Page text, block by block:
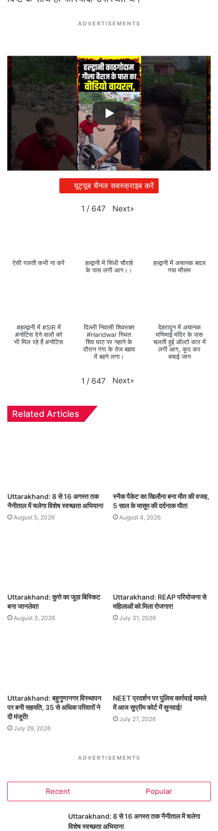
ADVERTISEMENTS
यूट्यूब चैनल सबस्क्राइब करें
1 / 647 Next»
ऐसी गलती कभी ना करें
हल्द्वानी में सिंधी चौराहे
के पास लगी आग।।
हल्द्वानी में अचानक बदल
गया मौसम
#हल्द्वानी में #SIR में
#नोटिस देने वालों को
भी मिल रहे हैं #नोटिस
दिल्ली निवासी शिवभक्त
#Haridwar स्थित
शिव घाट पर नहाने के
दौरान गंगा के तेज बहाव
में बहने लगा।
देहरादून में अचानक
मणिमाई मंदिर के पास
चलती हुई ऑल्टो कार में
लगी आग, कूद कर
बचाई जान
1 / 647 Next»
Related Articles
Uttarakhand: 8 से 16 अगस्त तक
नैनीताल में चलेगा विशेष स्वच्छता अभियान!
August 5, 2026
स्नैक पैकेट का खिलौना बना मौत की वजह,
5 साल के मासूम की दर्दनाक मौत!
August 4, 2026
Uttarakhand: कुत्ते का जूठा बिस्किट
बना जानलेवा!
August 3, 2026
Uttarakhand: REAP परियोजना से
महिलाओं को मिला रोजगार!
July 31, 2026
Uttarakhand: बहुगुणानगर विस्थापन
पर बनी सहमति, 35 से अधिक परिवारों ने
दी मंजूरी!
July 29, 2026
NEET प्रदर्शन पर पुलिस कार्रवाई मामले
में आज सुप्रीम कोर्ट में सुनवाई!
July 27, 2026
ADVERTISEMENTS
Recent Popular
Uttarakhand: 8 से 16 अगस्त तक नैनीताल में चलेगा
विशेष स्वच्छता अभियान!